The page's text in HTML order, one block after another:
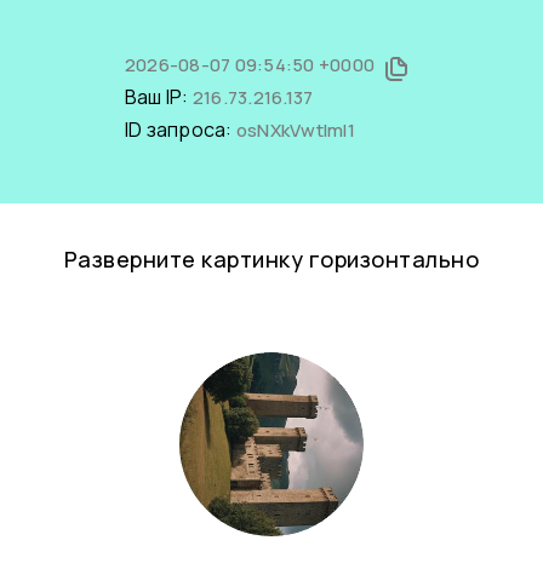
2026-08-07 09:54:50 +0000
Ваш IP: 216.73.216.137
ID запроса: osNXkVwtImI1
Разверните картинку горизонтально